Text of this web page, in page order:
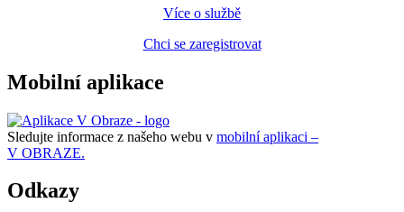
Více o službě
Chci se zaregistrovat
Mobilní aplikace
Sledujte informace z našeho webu v mobilní aplikaci –
V OBRAZE.
Odkazy